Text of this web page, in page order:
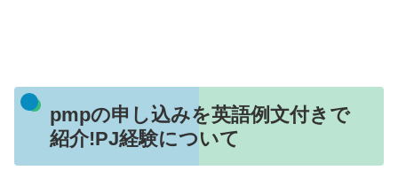
pmpの申し込みを英語例文付きで
紹介!PJ経験について